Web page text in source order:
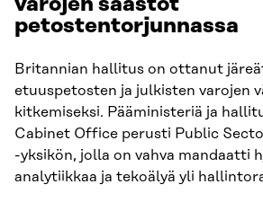
petostentorjunnassa
Britannian hallitus on ottanut
etuuspetosten ja julkisten varojen
kitkemiseksi. Pääministeriä ja
Cabinet Office perusti Public
-yksikön, jolla on vahva mandaatti
analytiikkaa ja tekoälyä yli